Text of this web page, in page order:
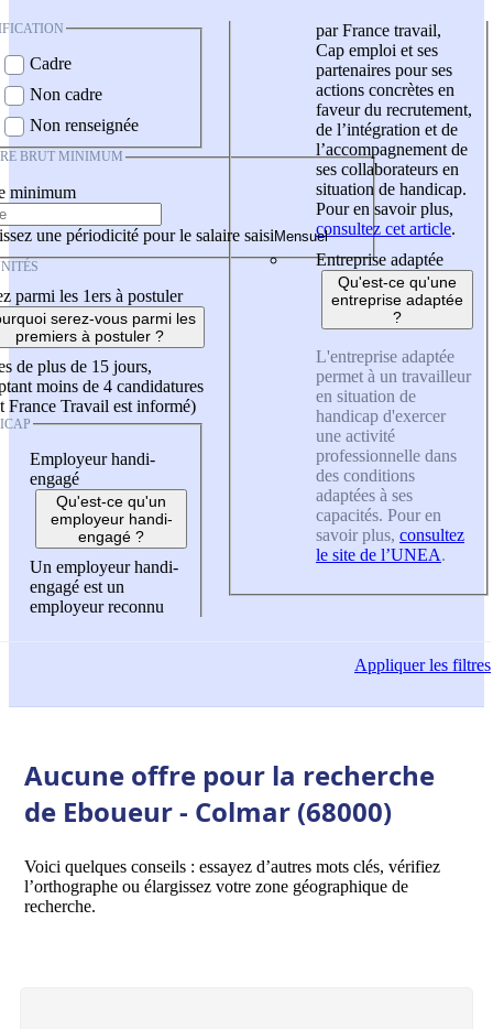
Cadre
Non cadre
Non renseignée
BRUT MINIMUM
minimum
une périodicité pour le salaire saisi
parmi les 1ers à postuler
serez-vous parmi les
premiers à postuler ?
de plus de 15 jours,
moins de 4 candidatures
France Travail est informé)
Employeur handi-
engagé
Qu'est-ce qu'un
employeur handi-
engagé ?
Un employeur handi-
engagé est un
employeur reconnu
par France travail,
Cap emploi et ses
partenaires pour ses
actions concrètes en
faveur du recrutement,
de l’intégration et de
l’accompagnement de
ses collaborateurs en
situation de handicap.
Pour en savoir plus,
consultez cet article.
Entreprise adaptée
Qu'est-ce qu'une
entreprise adaptée
?
L'entreprise adaptée
permet à un travailleur
en situation de
handicap d'exercer
une activité
professionnelle dans
des conditions
adaptées à ses
capacités. Pour en
savoir plus, consultez
le site de l’UNEA.
Appliquerles filtres
Aucune offre pour la recherche
de Eboueur - Colmar (68000)
Voici quelques conseils : essayez d’autres mots clés, vérifiez
l’orthographe ou élargissez votre zone géographique de
recherche.